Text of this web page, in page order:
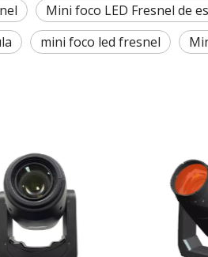
Mini foco LED Fresnel de
mini foco led fresnel